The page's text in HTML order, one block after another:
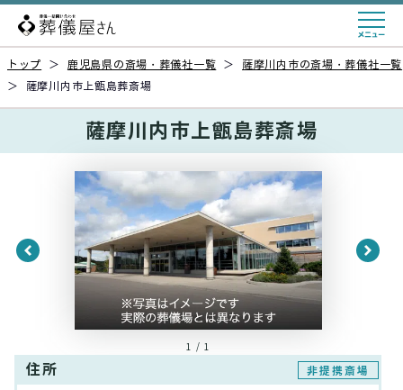
トップ ＞ 鹿児島県の斎場・葬儀社一覧 ＞
薩摩川内市の斎場・葬儀社一覧
＞
薩摩川内市上甑島葬斎場
薩摩川内市上甑島葬斎場
1 / 1
住所 非提携斎場